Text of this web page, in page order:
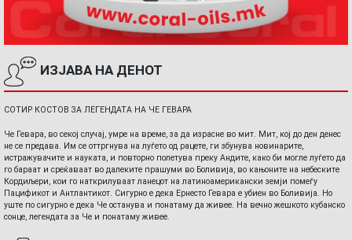
ИЗЈАВА НА ДЕНОТ
СОТИР КОСТОВ ЗА ЛЕГЕНДАТА НА ЧЕ ГЕВАРА
Че Гевара, во секој случај, умре на време, за да израсне во мит. Мит, кој до ден денес
не се предава. Им се оттргнува на луѓето од рацете, ги збунува новинарите,
истражувачите и науката, и повторно полетува преку Андите, како би могле луѓето да
го бараат и среќаваат во далеките прашуми во Боливија, во кањоните на небеските
Кордиљери, кои го наткрилуваат ланецот на латиноамерикански земји помеѓу
Пацификот и Антлантикот. Сигурно е дека Ернесто Гевара е убиен во Боливија. Но
уште по сигурно е дека Че останува и понатаму да живее. На вечно жешкото кубанско
сонце, легендата за Че и понатаму живее.